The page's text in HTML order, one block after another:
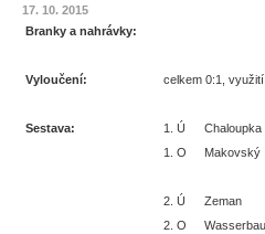
17. 10. 2015
Branky a nahrávky:
Vyloučení: celkem 0:1,
Sestava: 1. Ú Chaloupka
1. O
Makovský
2. Ú Zeman
2. O